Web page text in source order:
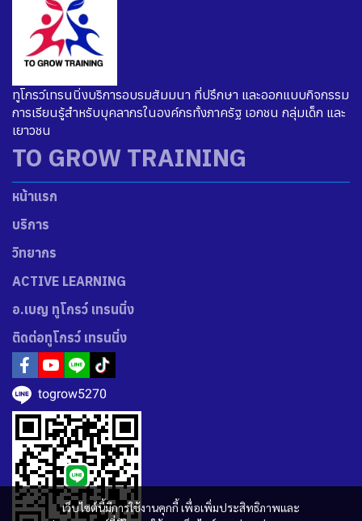
เว็บไซต์นี้มีการใช้งานคุกกี้ เพื่อเพิ่มประสิทธิภาพและ
ทูโกรว์เทรนนิ่งบริการอบรมสัมมนา ที่ปรึกษา และออกแบบกิจกรรม
การเรียนรู้สำหรับบุคลากรในองค์กรทั้งภาครัฐ เอกชน กลุ่มเด็ก และ
เยาวชน
TO GROW TRAINING
หน้าแรก
บริการ
วิทยากร
ACTIVE LEARNING
อ.เบญ ทูโกรว์ เทรนนิ่ง
ติดต่อทูโกรว์ เทรนนิ่ง
togrow5270